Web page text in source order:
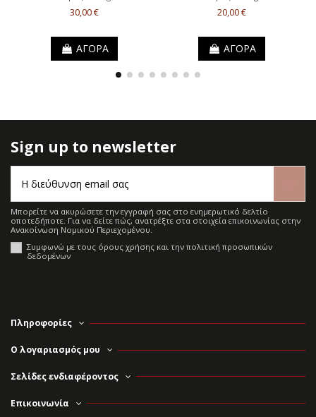
30,00 €
ΑΓΟΡΑ
20,00 €
ΑΓΟΡΑ
Sign up to newsletter
Μπορείτε να ακυρώσετε την εγγραφή σας στο ενημερωτικό δελτίο
οποτεδήποτε. Για να δείτε πώς, ανατρέξτε στα στοιχεία επικοινωνίας στην
Ανακοίνωση Νομικού Περιεχομένου.
Συμφωνώ με τους όρους χρήσης και την πολιτική προσωπικών
δεδομένων
Πληροφορίες
Ο λογαριασμός μου
Σελίδες ενδιαφέροντος
Επικοινωνία